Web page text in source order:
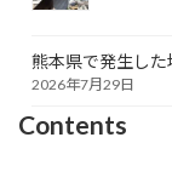
熊本県で発生した
2026年7月29日
Contents